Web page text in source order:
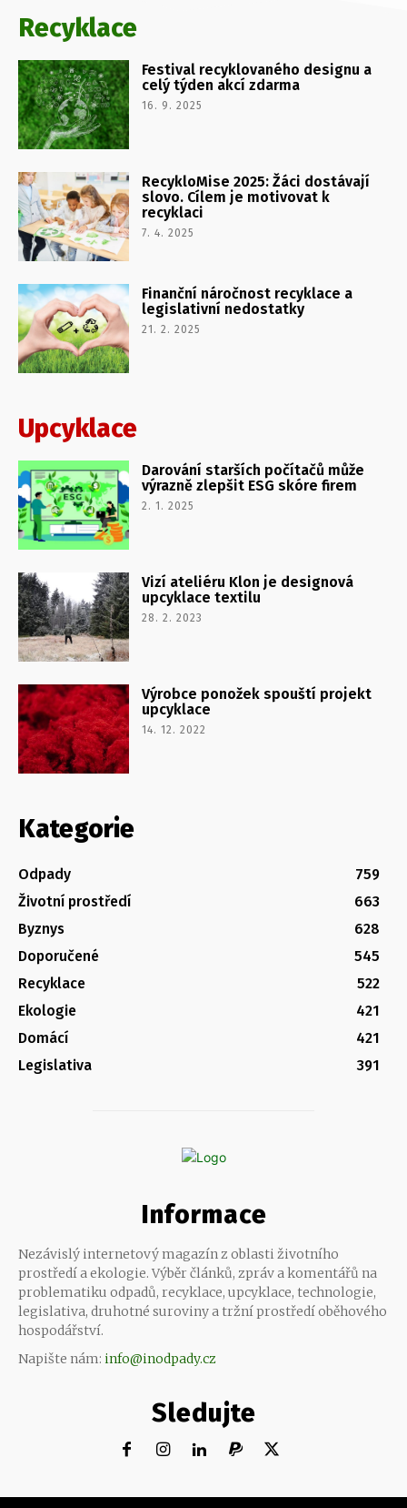
Recyklace
Festival recyklovaného designu a
celý týden akcí zdarma
16. 9. 2025
RecykloMise 2025: Žáci dostávají
slovo. Cílem je motivovat k
recyklaci
7. 4. 2025
Finanční náročnost recyklace a
legislativní nedostatky
21. 2. 2025
Upcyklace
Darování starších počítačů může
výrazně zlepšit ESG skóre firem
2. 1. 2025
Vizí ateliéru Klon je designová
upcyklace textilu
28. 2. 2023
Výrobce ponožek spouští projekt
upcyklace
14. 12. 2022
Kategorie
Odpady
759
Životní prostředí
663
Byznys
628
Doporučené
545
Recyklace
522
Ekologie
421
Domácí
421
Legislativa
391
Informace
Nezávislý internetový magazín z oblasti životního
prostředí a ekologie. Výběr článků, zpráv a komentářů na
problematiku odpadů, recyklace, upcyklace, technologie,
legislativa, druhotné suroviny a tržní prostředí oběhového
hospodářství.
Napište nám: info@inodpady.cz
Sledujte